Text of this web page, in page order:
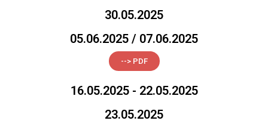
30.05.2025
05.06.2025 / 07.06.2025
--> PDF
16.05.2025 - 22.05.2025
23.05.2025